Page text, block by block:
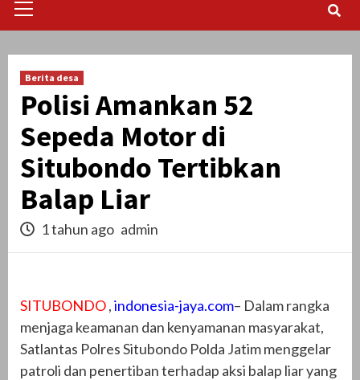
Menu
Berita desa
Polisi Amankan 52
Sepeda Motor di
Situbondo Tertibkan
Balap Liar
1 tahun ago admin
SITUBONDO,indonesia-jaya.com– Dalam rangka
menjaga keamanan dan kenyamanan masyarakat,
Satlantas Polres Situbondo Polda Jatim menggelar
patroli dan penertiban terhadap aksi balap liar yang